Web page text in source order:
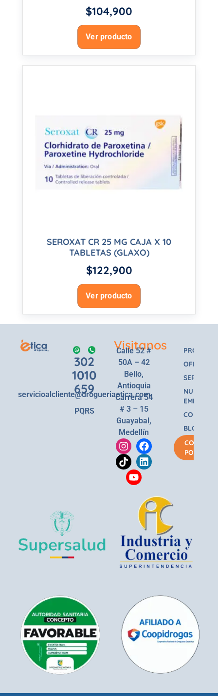
$104,900
Ver producto
SEROXAT CR 25 MG CAJA X 10
TABLETAS (GLAXO)
$122,900
Ver producto
302
1010
659
servicioalcliente@drogueriaetica.com
PQRS
Visitanos
Calle 52 #
50A – 42
Bello,
Antioquia
Carrera 54
# 3 – 15
Guayabal,
Medellín
OFERTAS
SERVICIOS
NUESTRA
EMPRESA
BLOG
COMPRA
POR